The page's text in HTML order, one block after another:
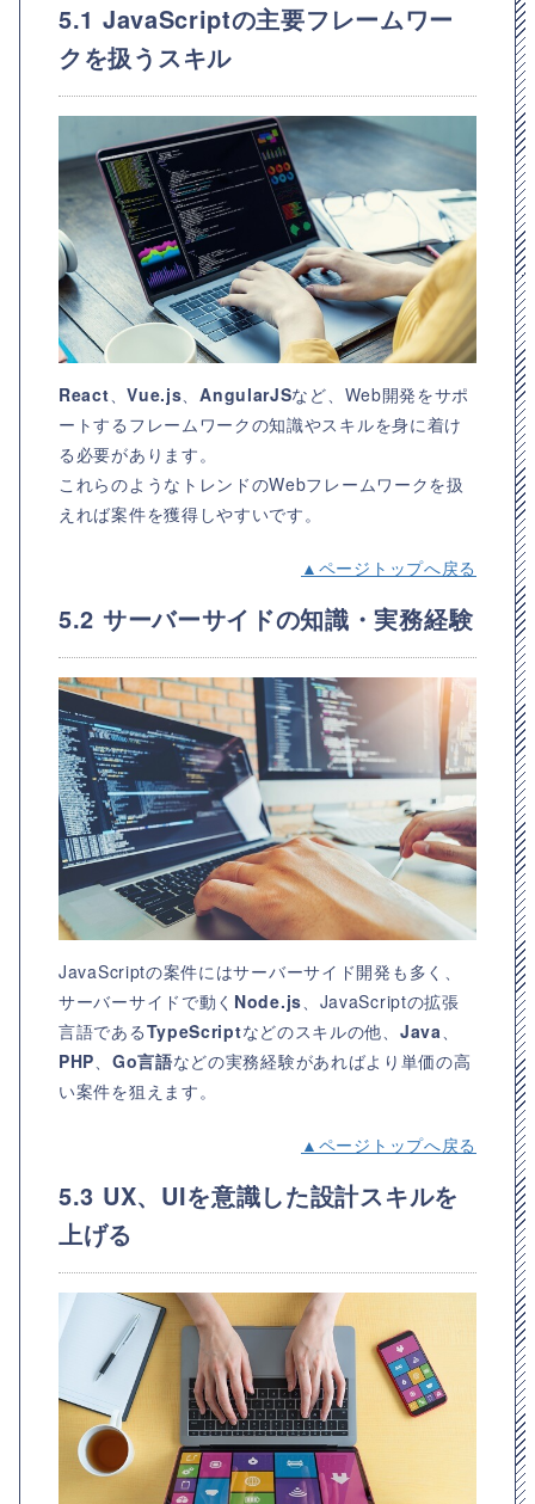
5.1 JavaScriptの主要フレームワー
クを扱うスキル
React、Vue.js、AngularJSなど、Web開発をサポ
ートするフレームワークの知識やスキルを身に着け
る必要があります。
これらのようなトレンドのWebフレームワークを扱
えれば案件を獲得しやすいです。
▲ページトップへ戻る
5.2 サーバーサイドの知識・実務経験
JavaScriptの案件にはサーバーサイド開発も多く、
サーバーサイドで動く Node.js 、JavaScriptの拡張
言語であるTypeScriptなどのスキルの他、 Java
PHP
Go言語などの実務経験があればより単価の高
い案件を狙えます。
▲ページトップへ戻る
5.3 UX、UIを意識した設計スキルを
上げる